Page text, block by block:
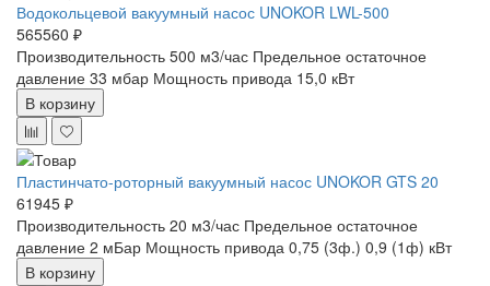
Водокольцевой вакуумный насос UNOKOR LWL-500
565560 ₽
Производительность 500 м3/час Предельное остаточное
давление 33 мбар Мощность привода 15,0 кВт
В корзину
Пластинчато-роторный вакуумный насос UNOKOR GTS 20
61945 ₽
Производительность 20 м3/час Предельное остаточное
давление 2 мБар Мощность привода 0,75 (3ф.) 0,9 (1ф) кВт
В корзину